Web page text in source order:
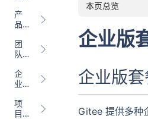
新
日
产
品
费
团
队
成
员
理
企
业
理
项
目
本页总览
企业版
企业版套
Gitee 提供多种